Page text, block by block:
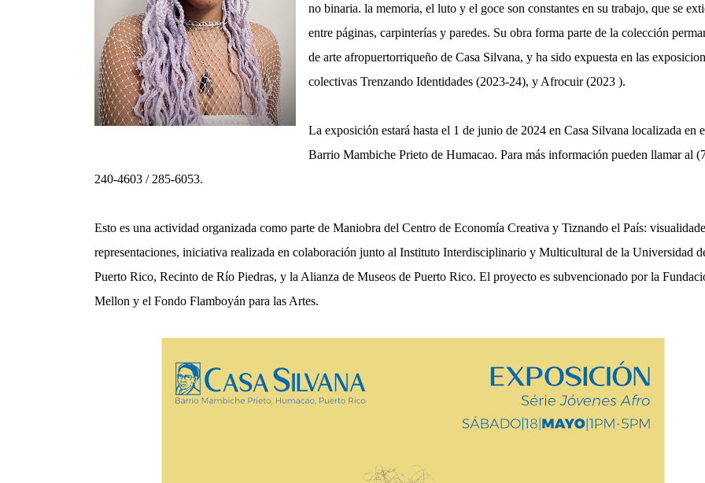
no binaria. la memoria, el luto y el goce son constantes en su trabajo, que se
entre páginas, carpinterías y paredes. Su obra forma parte de la colección
de arte afropuertorriqueño de Casa Silvana, y ha sido expuesta en las
colectivas Trenzando Identidades (2023-24), y Afrocuir (2023 ).
La exposición estará hasta el 1 de junio de 2024 en Casa Silvana localizada en
Barrio Mambiche Prieto de Humacao. Para más información pueden llamar al
240-4603 / 285-6053.
Esto es una actividad organizada como parte de Maniobra del Centro de Economía Creativa y Tiznando el País:
representaciones, iniciativa realizada en colaboración junto al Instituto Interdisciplinario y Multicultural de la Universidad
Puerto Rico, Recinto de Río Piedras, y la Alianza de Museos de Puerto Rico. El proyecto es subvencionado por la
Mellon y el Fondo Flamboyán para las Artes.